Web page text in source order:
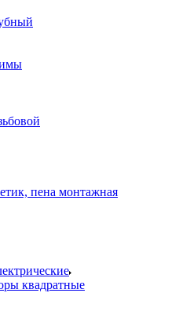
пена монтажная
квадратные